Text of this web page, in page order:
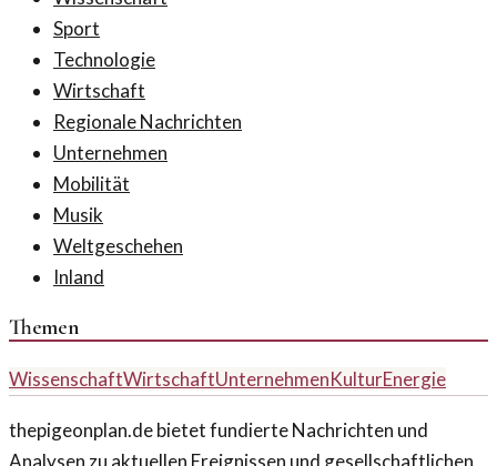
Sport
Technologie
Wirtschaft
Regionale Nachrichten
Unternehmen
Mobilität
Musik
Weltgeschehen
Inland
Themen
WissenschaftWirtschaftUnternehmenKulturEnergie
thepigeonplan.de bietet fundierte Nachrichten und
Analysen zu aktuellen Ereignissen und gesellschaftlichen